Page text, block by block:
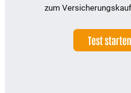
zum